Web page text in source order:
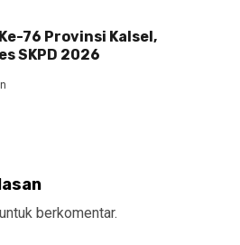
76 Provinsi Kalsel,
SKPD 2026
untuk berkomentar.